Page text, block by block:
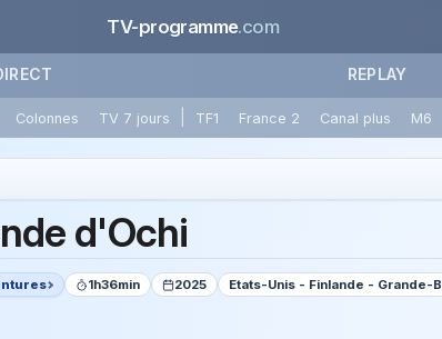
TV-programme.com
REPLAY
Colonnes TV 7 jours TF1 France 2 Canal plus M6
d'Ochi
1h36min 2025
Etats-Unis - Finlande - Grande-